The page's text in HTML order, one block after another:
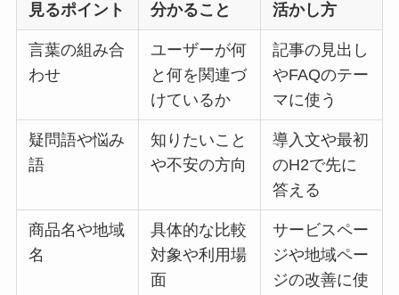
見るポイント 分かること 活かし方
言葉の組み合
わせ
ユーザーが何
と何を関連づ
けているか
記事の見出し
やFAQのテー
マに使う
疑問語や悩み
語
知りたいこと
や不安の方向
導入文や最初
のH2で先に
答える
商品名や地域
名
具体的な比較
対象や利用場
面
サービスペー
ジや地域ペー
ジの改善に使